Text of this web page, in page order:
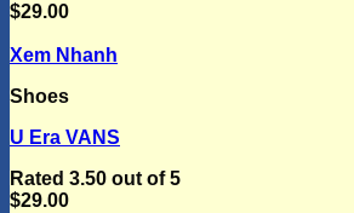
$29.00
Xem Nhanh
Shoes
U Era VANS
Rated 3.50 out of 5
$29.00